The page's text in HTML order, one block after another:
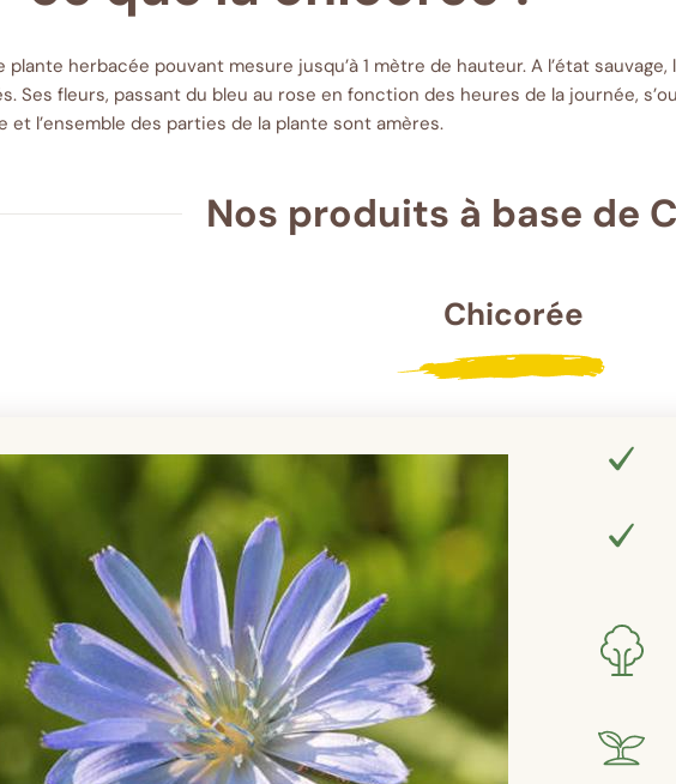
herbacée pouvant mesure jusqu’à 1 mètre de hauteur. A l’état
Ses fleurs, passant du bleu au rose en fonction des heures de la journée,
l’ensemble des parties de la plante sont amères.
Nos produits à base de
Chicorée